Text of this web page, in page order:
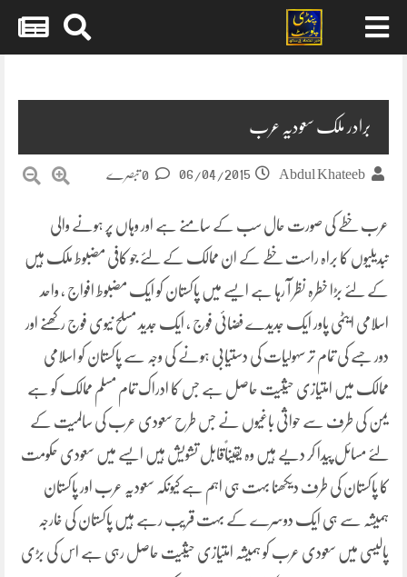
برادر ملک سعودیہ عرب
Abdul Khateeb
06/04/2015
عرب خطے کی صورت حال سب کے سامنے ہے اور وہاں پر ہونے والی
تبدیلیوں کا براہ راست خطے کے ان ممالک کے لئے جو کافی مضبوط ملک ہیں
کے لئے بڑا خطرہ نظر آ رہا ہے ایسے میں پاکستان کو ایک مضبوط افواج ، واحد
اسلامی ایٹمی پاور ایک جدیدے فضائی فوج ، ایک جدید مسلح نیوی فوج رکھنے اور
دور جسے کی تمام تر سہولیات کی دستیابی ہونے کی وجہ سے پاکستان کو اسلامی
ممالک میں امتیازی حیثیت حاصل ہے جس کا ادراک تمام مسلم ممالک کو ہے
یمن کی طرف سے حواثی باغیوں نے جس طرح سعودی عرب کی سالمیت کے
لئے مسائل پیدا کر دیے ہیں وہ یقیناًقابل تشویش ہیں ایسے میں سعودی حکومت
کا پاکستان کی طرف دیکھنا بہت ہی اہم ہے کیونکہ سعودیہ عرب اور پاکستان
ہمیشہ سے ہی ایک دوسرے کے بہت قریب رہے ہیں پاکستان کی خارجہ
پالیسی میں سعودی عرب کو ہمیشہ امتیازی حیثیت حاصل رہی ہے اس کی بڑی